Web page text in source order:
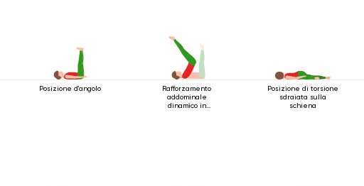
Posizione d'angolo
Rafforzamento
addominale
dinamico in
Posizione di torsione
sdraiata sulla
schiena